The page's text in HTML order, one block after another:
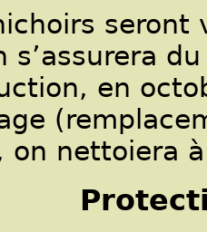
s’assurera
en
on nettoiera